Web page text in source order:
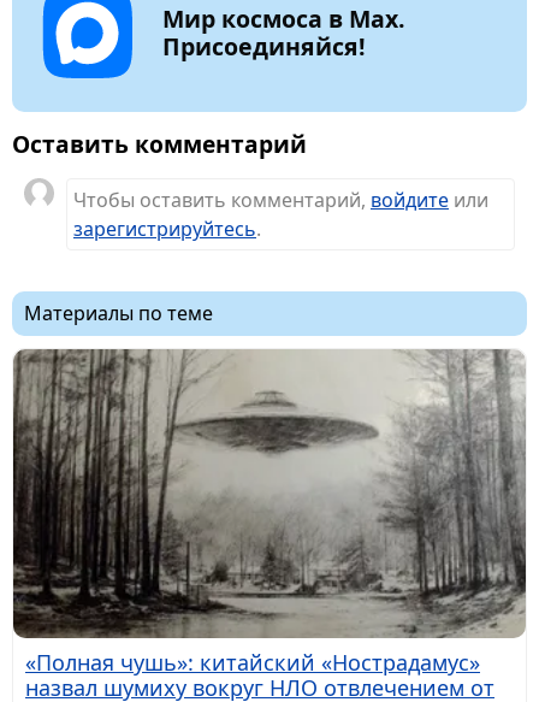
Мир космоса в Max.
Присоединяйся!
Оставить комментарий
Чтобы оставить комментарий, войдите или
зарегистрируйтесь.
Материалы по теме
«Полная чушь»: китайский «Нострадамус»
назвал шумиху вокруг НЛО отвлечением от